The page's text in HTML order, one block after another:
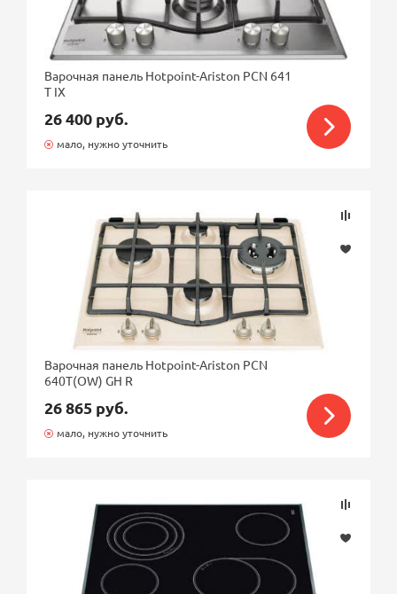
Варочная панель Hotpoint-Ariston PCN 641
T IX
26 400 руб.
мало, нужно уточнить
Варочная панель Hotpoint-Ariston PCN
640T(OW) GH R
26 865 руб.
мало, нужно уточнить